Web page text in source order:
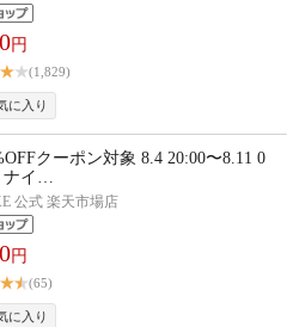
円
(1,829)
クーポン対象 8.4 20:00〜8.11 0
ナイ…
公式 楽天市場店
円
(65)